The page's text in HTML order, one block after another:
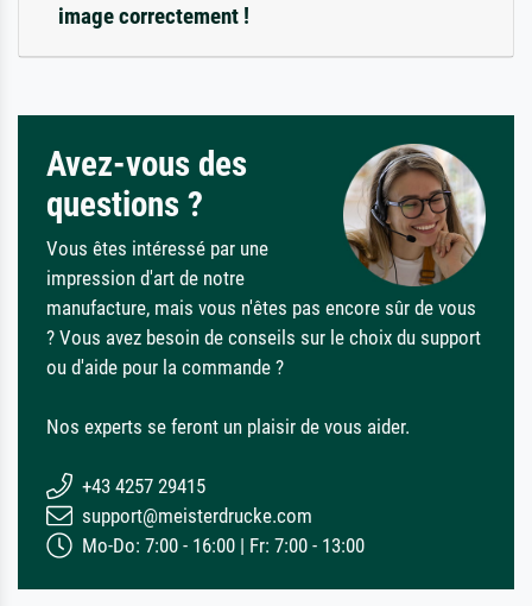
image correctement !
Avez-vous des
questions ?
Vous êtes intéressé par une
impression d'art de notre
manufacture, mais vous n'êtes pas encore sûr de vous
? Vous avez besoin de conseils sur le choix du support
ou d'aide pour la commande ?
Nos experts se feront un plaisir de vous aider.
+43 4257 29415
support@meisterdrucke.com
Mo-Do: 7:00 - 16:00 | Fr: 7:00 - 13:00